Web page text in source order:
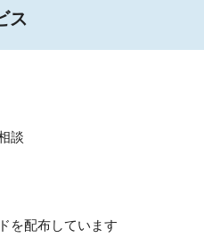
ス
談
を配布しています